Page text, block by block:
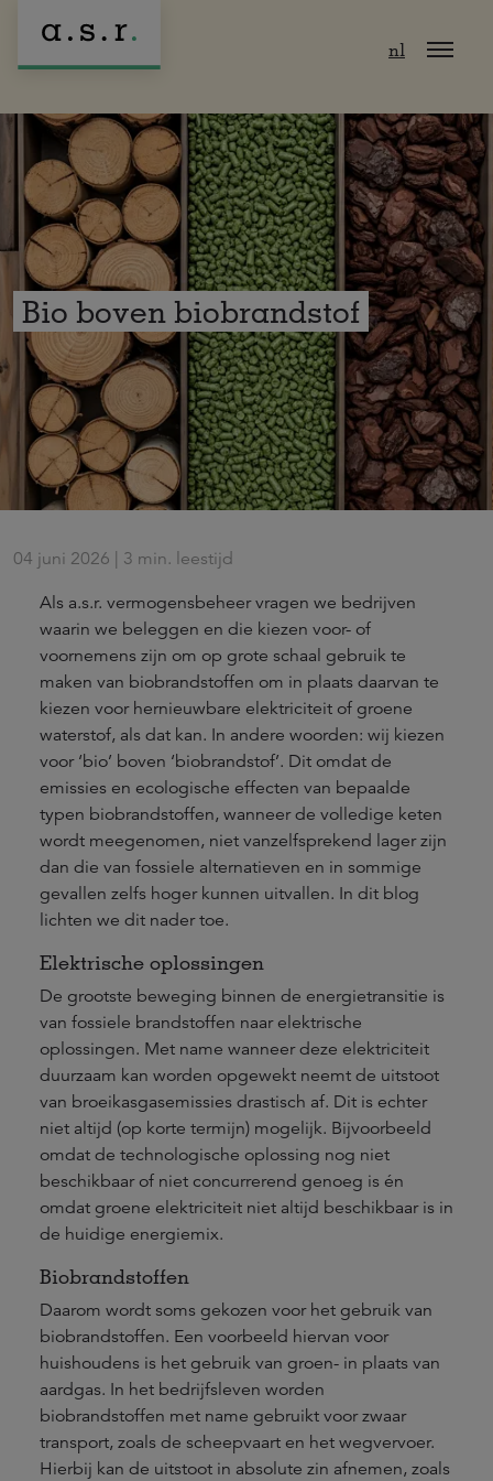
nl
Bio boven biobrandstof
04 juni 2026 | 3 min. leestijd
Als a.s.r. vermogensbeheer vragen we bedrijven
waarin we beleggen en die kiezen voor- of
voornemens zijn om op grote schaal gebruik te
maken van biobrandstoffen om in plaats daarvan te
kiezen voor hernieuwbare elektriciteit of groene
waterstof, als dat kan. In andere woorden: wij kiezen
voor ‘bio’ boven ‘biobrandstof’. Dit omdat de
emissies en ecologische effecten van bepaalde
typen biobrandstoffen, wanneer de volledige keten
wordt meegenomen, niet vanzelfsprekend lager zijn
dan die van fossiele alternatieven en in sommige
gevallen zelfs hoger kunnen uitvallen. In dit blog
lichten we dit nader toe.
Elektrische oplossingen
De grootste beweging binnen de energietransitie is
van fossiele brandstoffen naar elektrische
oplossingen. Met name wanneer deze elektriciteit
duurzaam kan worden opgewekt neemt de uitstoot
van broeikasgasemissies drastisch af. Dit is echter
niet altijd (op korte termijn) mogelijk. Bijvoorbeeld
omdat de technologische oplossing nog niet
beschikbaar of niet concurrerend genoeg is én
omdat groene elektriciteit niet altijd beschikbaar is in
de huidige energiemix.
Biobrandstoffen
Daarom wordt soms gekozen voor het gebruik van
biobrandstoffen. Een voorbeeld hiervan voor
huishoudens is het gebruik van groen- in plaats van
aardgas. In het bedrijfsleven worden
biobrandstoffen met name gebruikt voor zwaar
transport, zoals de scheepvaart en het wegvervoer.
Hierbij kan de uitstoot in absolute zin afnemen, zoals